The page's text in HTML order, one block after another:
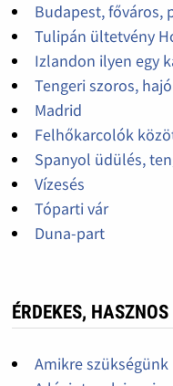
Budapest, főváros,
Tulipán ültetvény
Izlandon ilyen egy
Tengeri szoros,
Madrid
Felhőkarcolók
Spanyol üdülés,
Vízesés
Tóparti vár
Duna-part
ÉRDEKES, HASZNOS
Amikre